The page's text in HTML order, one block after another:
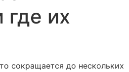
где их
сокращается до нескольких